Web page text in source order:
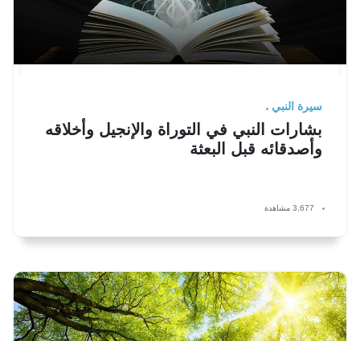
سيرة النبي
بشارات النبي في التوراة والإنجيل وأخلاقه
وأصدقائه قبل البعثة
3,677 مشاهدة